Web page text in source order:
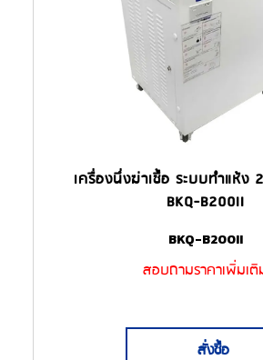
เครื่องนึ่งฆ่าเชื้อ ระบบทำแห้ง
BKQ-B200II
BKQ-B200II
สอบถามราคาเพิ่มเ
สั่งซื้อ